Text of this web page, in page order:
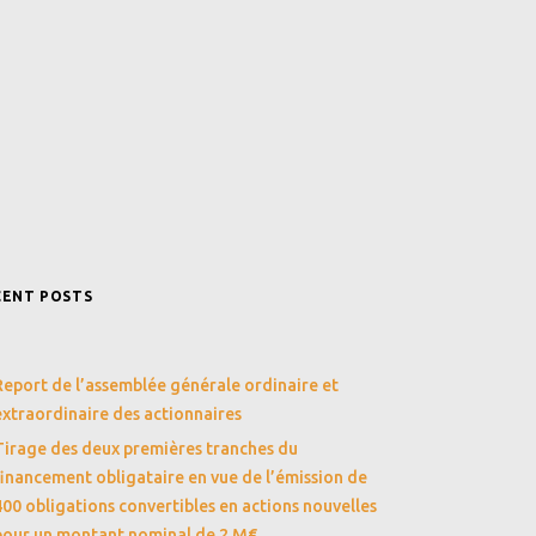
POSTS
de l’assemblée générale ordinaire et
des actionnaires
des deux premières tranches du
obligataire en vue de l’émission de
obligations convertibles en actions nouvelles